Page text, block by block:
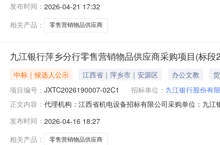
品供应商采购项目（标段4：芦溪）（第二次）（项目编
发布时间： 2026-04-21 17:32
相关产品：
零售营销物品供应商
九江银行萍乡分行零售营销物品供应商采购项目(标
中标｜候选人公示 江西省｜萍乡市｜安源区 办公文教
项目编号： JXTC2026190007-02C1 招标单位： 九江银行股份有
正文内容： 代理机构：江西省机电设备招标有限公司采购单位：九
品供应商采购项目（标段2：上栗）（第二次）(项目编
发布时间： 2026-04-16 18:27
相关产品：
零售营销物品供应商